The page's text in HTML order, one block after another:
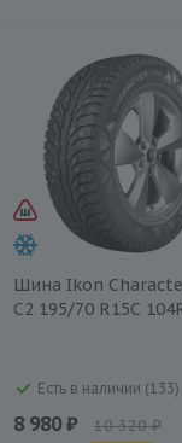
Шина Ikon
C2 195/70 R15C
Есть в наличии (133)
8 980 ₽ 10 320 ₽